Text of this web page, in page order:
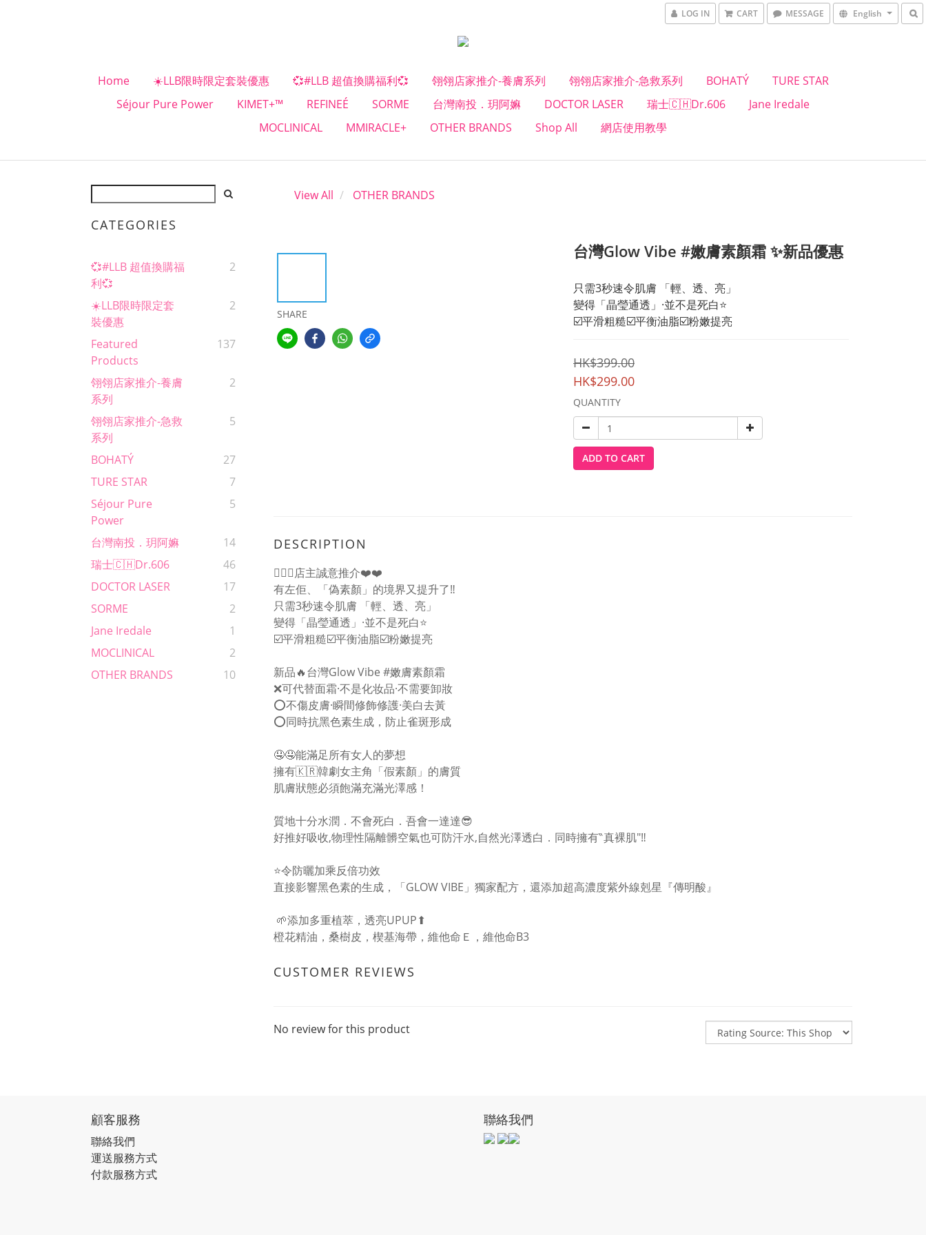
LOG IN CART MESSAGE English
Home ☀️LLB限時限定套裝優惠 💞#LLB 超值換購福利💞 翎翎店家推介-養膚系列 翎翎店家推介-急救系列 BOHATÝ
TURE STAR
Séjour Pure Power
KIMET+™ REFINEÉ SORME 台灣南投．玥阿嫲 DOCTOR LASER 瑞士🇨🇭Dr.606
Jane Iredale
MOCLINICAL
MMIRACLE+ OTHER BRANDS Shop All 網店使用教學
CATEGORIES
💞#LLB 超值換購福
利💞
2
☀️LLB限時限定套
裝優惠
2
Featured
Products
137
翎翎店家推介-養膚
系列
2
翎翎店家推介-急救
系列
5
BOHATÝ
27
TURE STAR
7
Séjour Pure
Power
5
台灣南投．玥阿嫲
14
瑞士🇨🇭Dr.606
46
DOCTOR LASER
17
SORME
2
Jane Iredale
1
MOCLINICAL
2
OTHER BRANDS
10
View All OTHER BRANDS
SHARE
台灣Glow Vibe #嫩膚素顏霜 ✨新品優惠
只需3秒速令肌膚 「輕、透、亮」
變得「晶瑩通透」·並不是死白⭐️
☑️平滑粗糙☑️平衡油脂☑️粉嫩提亮
HK$399.00
HK$299.00
QUANTITY
ADD TO CART
DESCRIPTION
💁🏻‍♀️店主誠意推介❤️❤️
有左佢、「偽素顏」的境界又提升了‼
只需3秒速令肌膚 「輕、透、亮」
變得「晶瑩通透」·並不是死白⭐️
☑️平滑粗糙☑️平衡油脂☑️粉嫩提亮
新品🔥台灣Glow Vibe #嫩膚素顏霜
❌可代替面霜·不是化妆品·不需要卸妝
⭕️不傷皮膚·瞬間修飾修護·美白去黃
⭕️同時抗黑色素生成，防止雀斑形成
🤤🤤能滿足所有女人的夢想
擁有🇰🇷韓劇女主角「假素顏」的膚質
肌膚狀態必須飽滿充滿光澤感！
️質地十分水潤．不會死白．吾會一達達😎
好推好吸收,物理性隔離髒空氣也可防汗水,自然光澤透白．同時擁有‶真裸肌″‼️
⭐️令防曬加乘反倍功效
直接影響黑色素的生成，「GLOW VIBE」獨家配方，還添加超高濃度紫外線剋星『傳明酸』
🌱添加多重植萃，透亮UPUP⬆
橙花精油，桑樹皮，楔基海帶，維他命Ｅ，維他命B3
CUSTOMER REVIEWS
No review for this product
顧客服務
聯絡我們
運送服務方式
付款服務方式
聯絡我們